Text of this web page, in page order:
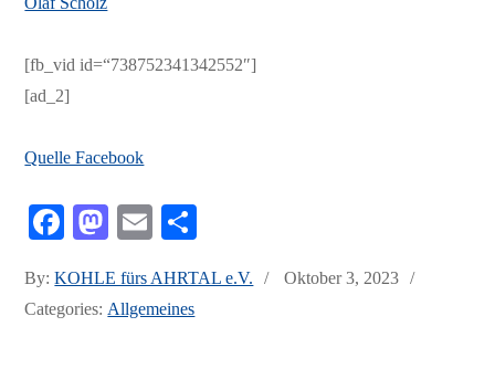
[fb_vid id=“738752341342552″]
[ad_2]
Quelle Facebook
Fa
bo
ok
M
to
do
E
ail n
By:KOHLE fürs AHRTAL e.V.
Posted
Oktober 3, 2023
Categories:Allgemeines